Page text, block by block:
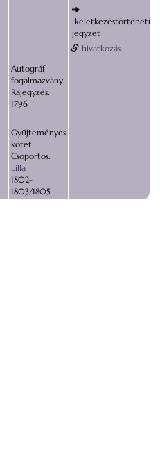
keletkezéstörténeti
jegyzet
hivatkozás
Autográf
fogalmazvány.
Rájegyzés.
1796
Gyűjteményes
kötet.
Csoportos.
Lilla
1802-
1803/1805